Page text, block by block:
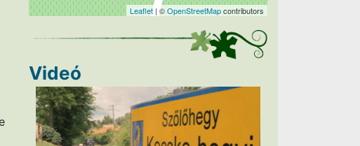
Leaflet | ©OpenStreetMapcontributors
Videó